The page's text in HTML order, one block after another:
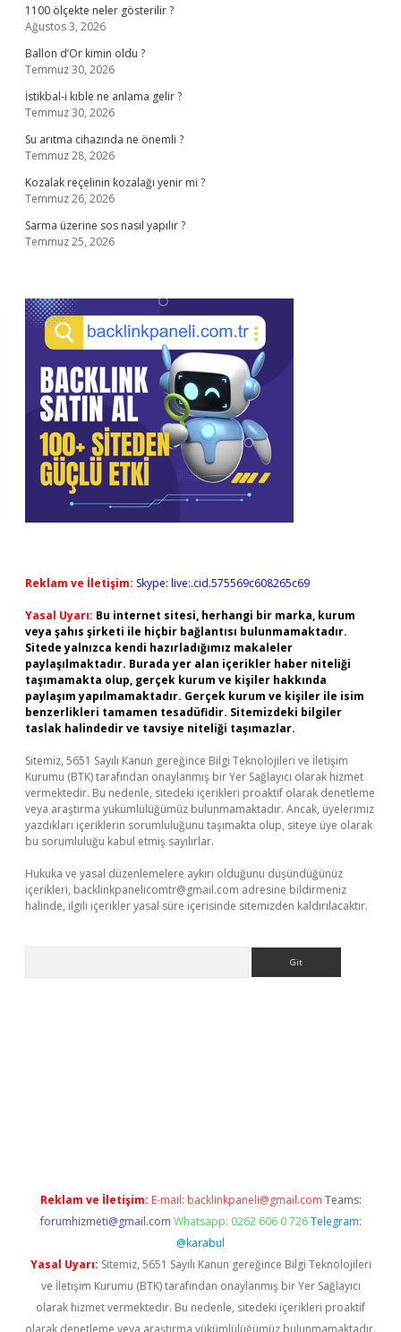
1100 ölçekte neler gösterilir ?
Ağustos 3, 2026
Ballon d’Or kimin oldu ?
Temmuz 30, 2026
İstikbal-i kıble ne anlama gelir ?
Temmuz 30, 2026
Su arıtma cihazında ne önemli ?
Temmuz 28, 2026
Kozalak reçelinin kozalağı yenir mi ?
Temmuz 26, 2026
Sarma üzerine sos nasıl yapılır ?
Temmuz 25, 2026
Reklam ve İletişim: Skype: live:.cid.575569c608265c69
Yasal Uyarı: Bu internet sitesi, herhangi bir marka, kurum
veya şahıs şirketi ile hiçbir bağlantısı bulunmamaktadır.
Sitede yalnızca kendi hazırladığımız makaleler
paylaşılmaktadır. Burada yer alan içerikler haber niteliği
taşımamakta olup, gerçek kurum ve kişiler hakkında
paylaşım yapılmamaktadır. Gerçek kurum ve kişiler ile isim
benzerlikleri tamamen tesadüfidir. Sitemizdeki bilgiler
taslak halindedir ve tavsiye niteliği taşımazlar.
Sitemiz, 5651 Sayılı Kanun gereğince Bilgi Teknolojileri ve İletişim
Kurumu (BTK) tarafından onaylanmış bir Yer Sağlayıcı olarak hizmet
vermektedir. Bu nedenle, sitedeki içerikleri proaktif olarak denetleme
veya araştırma yükümlülüğümüz bulunmamaktadır. Ancak, üyelerimiz
yazdıkları içeriklerin sorumluluğunu taşımakta olup, siteye üye olarak
bu sorumluluğu kabul etmiş sayılırlar.
Hukuka ve yasal düzenlemelere aykırı olduğunu düşündüğünüz
içerikleri, backlinkpanelicomtr@gmail.com adresine bildirmeniz
halinde, ilgili içerikler yasal süre içerisinde sitemizden kaldırılacaktır.
Reklam ve İletişim: E-mail: backlinkpaneli@gmail.com Teams:
forumhizmeti@gmail.com Whatsapp: 0262 606 0 726 Telegram:
@karabul
Yasal Uyarı: Sitemiz, 5651 Sayılı Kanun gereğince Bilgi Teknolojileri
ve İletişim Kurumu (BTK) tarafından onaylanmış bir Yer Sağlayıcı
olarak hizmet vermektedir. Bu nedenle, sitedeki içerikleri proaktif
olarak denetleme veya araştırma yükümlülüğümüz bulunmamaktadır.